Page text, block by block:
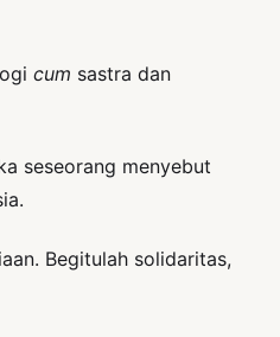
cum sastra dan
seseorang menyebut
Begitulah solidaritas,